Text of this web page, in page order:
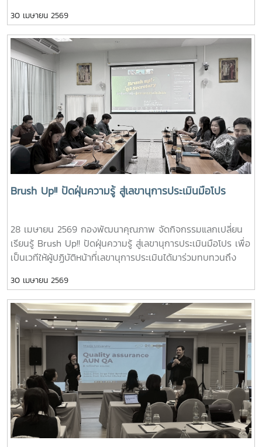
การประชุมครั้งนี้ ผู้เข้าร่วมประชุมได้ร่วมให้ข้อมูลและแลกเปลี่ยน
แนวทางการดำเนินงานพัฒนาคุณภาพสู่ความเป็นเลิศตามเกณฑ์
EdPEx ของแต่ละส่วนงาน/หน่วยงาน การเตรียมความพร้อมใน
การเข้ารับการประเมินคุณภาพการศึกษาทั้งในระดับหลักสูตรและ
ระดับคณะ/วิทยาลัย รวมถึงการให้ข้อมูลต่อการพิจารณาเลือก
หน่วยตรวจประเมินคุณภาพภายนอกของมหาวิทยาลัยในปี 2572#
พัฒนาคุณภาพสู่ความเป็นเลิศ# การประชุมคณะกรรมการประกัน
คุณภาพ# กองพัฒนาคุณภาพ : QA-MJU
30 เมษายน 2569
Brush Up!! ปัดฝุ่นความรู้ สู่เลขานุการประเมินมือโปร
28 เมษายน 2569 กองพัฒนาคุณภาพ จัดกิจกรรมแลกเปลี่ยน
เรียนรู้ Brush Up!! ปัดฝุ่นความรู้ สู่เลขานุการประเมินมือโปร เพื่อ
เป็นเวทีให้ผู้ปฏิบัติหน้าที่เลขานุการประเมินได้มาร่วมทบทวนถึง
เพื่อให้มีแนวทางการทำงานที่เป็นมาตรฐานและมีประสิทธิภาพ และ
ที่สำคัญคือมีเครือข่ายความร่วมมือจากผู้ปฏิบัติงานประกัน
คุณภาพในแต่ละส่วนงานที่เข้มแข็ง ในกิจกรรมนี้ มีเจ้าหน้าที่ผู้
ปฏิบัติงานการพัฒนาคุณภาพของแต่ละส่วนงานเข้าร่วมแลก
เปลี่ยนความคิด ข้อคิดเห็น และพิจารณาเสนอข้อเสนอแนะเพื่อ
พัฒนาการทำหน้าที่เลขานุการให้มีประสิทธิภาพต่อไป# QA
Secretary# คนคุณภาพ# งานพัฒนาคุณภาพ# กองพัฒนา
คุณภาพ
30 เมษายน 2569